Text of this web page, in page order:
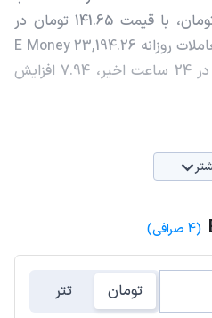
احتساب قیمت تتر 0.9993 تومان، با قیمت 141.65 تومان در
ایران معامله می‌شود. حجم معاملات روزانه E Money 23,194.26
دلار است و قیمت E Money در 24 ساعت اخیر، 7.94 افزایش
(4 صرافی)
تومان تتر